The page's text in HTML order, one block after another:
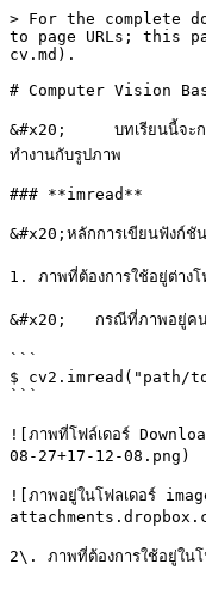
> For the complete
to page URLs; this
cv.md).
# Computer Vision
&#x20;     บทเรียนนี้จะกล่
ทำงานกับรูปภาพ
### **imread**
&#x20;หลักการเขียนฟังก์ชั
1. ภาพที่ต้องการใช้อยู่ต่าง
&#x20;   กรณีที่ภาพอยู่คน
```
$ cv2.imread("path/
```
![ภาพที่โฟล์เดอร์
08-27+17-12-08.png)
![ภาพอยู่ในโฟลเดอร์
2\. ภาพที่ต้องการใช้อยู่ใน